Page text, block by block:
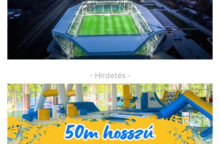
- Hirdetés -